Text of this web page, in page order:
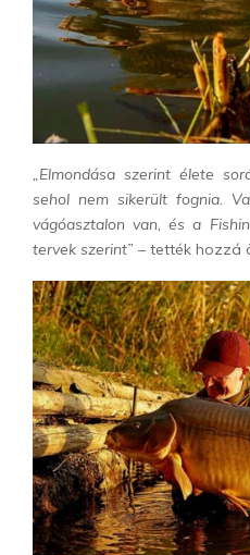
„Elmondása szerint élete
sehol nem sikerült fognia.
vágóasztalon van, és a
tervek szerint” – tették hozzá